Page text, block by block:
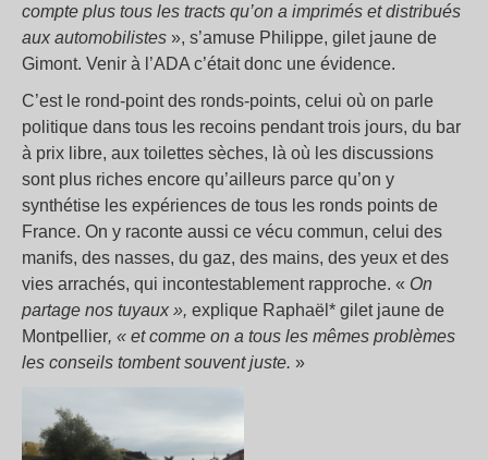
compte plus tous les tracts qu’on a imprimés et distribués
aux automobilistes », s’amuse Philippe, gilet jaune de
Gimont. Venir à l’ADA c’était donc une évidence.
C’est le rond-point des ronds-points, celui où on parle
politique dans tous les recoins pendant trois jours, du bar
à prix libre, aux toilettes sèches, là où les discussions
sont plus riches encore qu’ailleurs parce qu’on y
synthétise les expériences de tous les ronds points de
France. On y raconte aussi ce vécu commun, celui des
manifs, des nasses, du gaz, des mains, des yeux et des
vies arrachés, qui incontestablement rapproche. « On
partage nos tuyaux », explique Raphaël* gilet jaune de
Montpellier, « et comme on a tous les mêmes problèmes
les conseils tombent souvent juste. »